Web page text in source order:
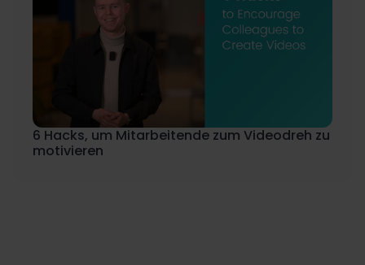
6 Hacks, um Mitarbeitende zum Videodreh zu
motivieren